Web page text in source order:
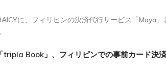
に、フィリピンの決済代行サービス「Maya」
tripla Book」、フィリピンでの事前カード決